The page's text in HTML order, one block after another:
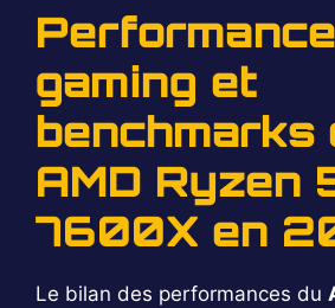
gaming et
benchmarks
AMD Ryzen
7600X en
Le bilan des performances du